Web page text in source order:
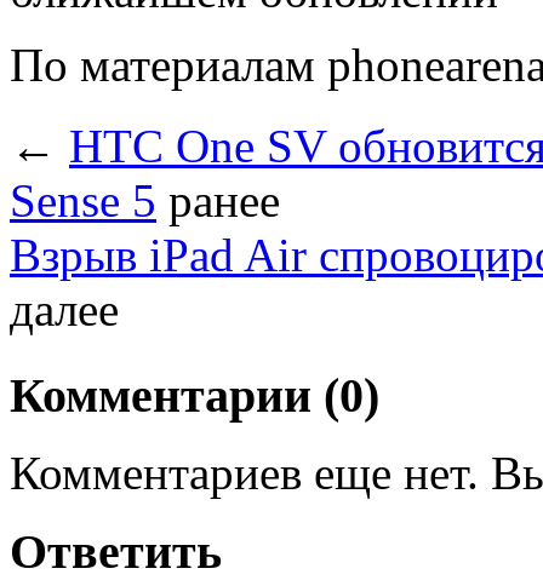
По материалам
← HTC One SV
Sense 5 ранее
Взрыв iPad Air
далее
Комментарии (0)
Комментариев еще нет.
Ответить